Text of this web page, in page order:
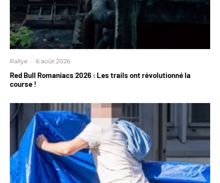
Rallye · 6 août 2026
Red Bull Romaniacs 2026 : Les trails ont révolutionné la
course !